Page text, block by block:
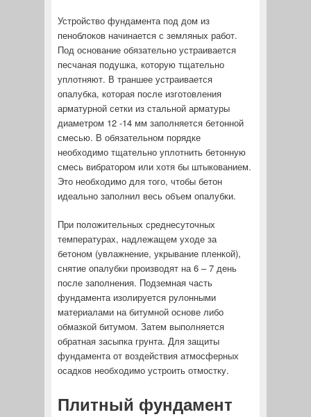
Устройство фундамента под дом из
пеноблоков начинается с земляных работ.
Под основание обязательно устраивается
песчаная подушка, которую тщательно
уплотняют. В траншее устраивается
опалубка, которая после изготовления
арматурной сетки из стальной арматуры
диаметром 12 -14 мм заполняется бетонной
смесью. В обязательном порядке
необходимо тщательно уплотнить бетонную
смесь вибратором или хотя бы штыкованием.
Это необходимо для того, чтобы бетон
идеально заполнил весь объем опалубки.
При положительных среднесуточных
температурах, надлежащем уходе за
бетоном (увлажнение, укрывание пленкой),
снятие опалубки производят на 6 – 7 день
после заполнения. Подземная часть
фундамента изолируется рулонными
материалами на битумной основе либо
обмазкой битумом. Затем выполняется
обратная засыпка грунта. Для защиты
фундамента от воздействия атмосферных
осадков необходимо устроить отмостку.
Плитный фундамент